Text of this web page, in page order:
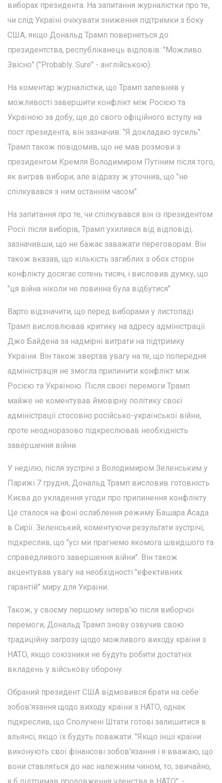
виборах президента. На запитання журналістки про те,
чи слід Україні очікувати зниження підтримки з боку
США, якщо Дональд Трамп повернеться до
президентства, республіканець відповів: "Можливо.
Звісно" ("Probably. Sure" - англійською).
На коментар журналістки, що Трамп запевняв у
можливості завершити конфлікт між Росією та
Україною за добу, ще до свого офіційного вступу на
пост президента, він зазначив: "Я докладаю зусиль".
Трамп також повідомив, що не мав розмови з
президентом Кремля Володимиром Путіним після того,
як виграв вибори, але відразу ж уточнив, що "не
спілкувався з ним останнім часом".
На запитання про те, чи спілкувався він із президентом
Росії після виборів, Трамп ухилився від відповіді,
зазначивши, що не бажає заважати переговорам. Він
також вказав, що кількість загиблих з обох сторін
конфлікту досягає сотень тисяч, і висловив думку, що
"ця війна ніколи не повинна була відбутися".
Варто відзначити, що перед виборами у листопаді
Трамп висловлював критику на адресу адміністрації
Джо Байдена за надмірні витрати на підтримку
України. Він також звертав увагу на те, що попередня
адміністрація не змогла припинити конфлікт між
Росією та Україною. Після своєї перемоги Трамп
майже не коментував ймовірну політику своєї
адміністрації стосовно російсько-української війни,
проте неодноразово підкреслював необхідність
завершення війни.
У неділю, після зустрічі з Володимиром Зеленським у
Парижі 7 грудня, Дональд Трамп висловив готовність
Києва до укладення угоди про припинення конфлікту.
Це сталося на фоні ослаблення режиму Башара Асада
в Сирії. Зеленський, коментуючи результати зустрічі,
підкреслив, що "усі ми прагнемо якомога швидшого та
справедливого завершення війни". Він також
акцентував увагу на необхідності "ефективних
гарантій" миру для України.
Також, у своєму першому інтерв'ю після виборчої
перемоги, Дональд Трамп знову озвучив свою
традиційну загрозу щодо можливого виходу країни з
НАТО, якщо союзники не будуть робити достатніх
вкладень у військову оборону.
Обраний президент США відмовився брати на себе
зобов'язання щодо виходу країни з НАТО, однак
підкреслив, що Сполучені Штати готові залишитися в
альянсі, якщо їх будуть поважати. "Якщо інші країни
виконують свої фінансові зобов'язання і я вважаю, що
вони ставляться до нас належним чином, то, звичайно,